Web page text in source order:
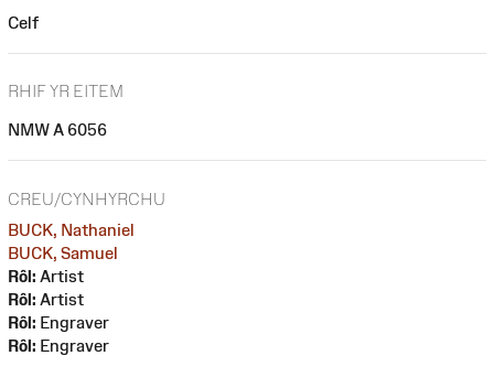
Celf
RHIF YR EITEM
NMW A 6056
CREU/CYNHYRCHU
BUCK, Nathaniel
BUCK, Samuel
Rôl: Artist
Rôl: Artist
Rôl: Engraver
Rôl: Engraver